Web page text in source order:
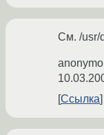
См. /usr/
Ссылка